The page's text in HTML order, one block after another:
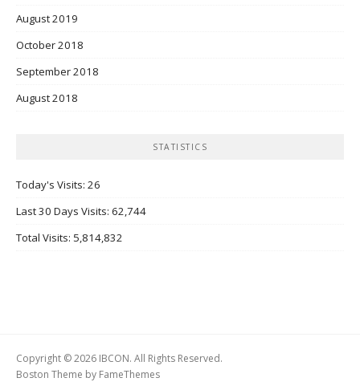
August 2019
October 2018
September 2018
August 2018
STATISTICS
Today's Visits: 26
Last 30 Days Visits: 62,744
Total Visits: 5,814,832
Copyright © 2026 IBCON. All Rights Reserved.
Boston Theme by FameThemes